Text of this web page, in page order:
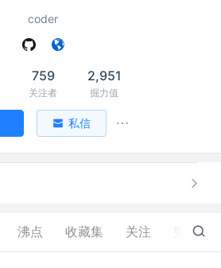
coder
759
关注者
2,951
掘力值
私信
沸点 收藏集 关注 14